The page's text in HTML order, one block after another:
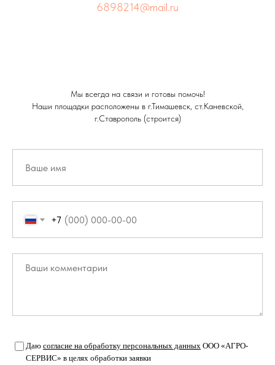
6898214@mail.ru
Мы всегда на связи и готовы помочь!
Наши площадки расположены в г.Тимашевск, ст.Каневской,
г.Ставрополь (строится)
+7
Даю согласие на обработку персональных данных ООО «АГРО-
СЕРВИС» в целях обработки заявки